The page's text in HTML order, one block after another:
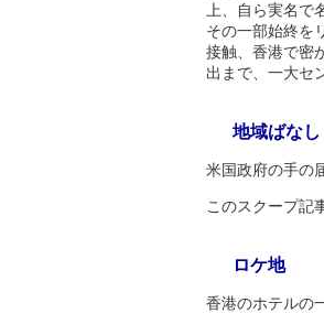
上、自ら実名で
その一部始終を
接触、香港で密
出まで、一大セ
地域ばなし
米国政府の手の
このスクープ記
ロケ地
香港のホテルの